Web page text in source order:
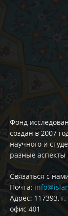
Фонд
создан в 2007
научного и
разные аспекты
Cвязаться с
Почта:
Адрес: 117393,
офис 401